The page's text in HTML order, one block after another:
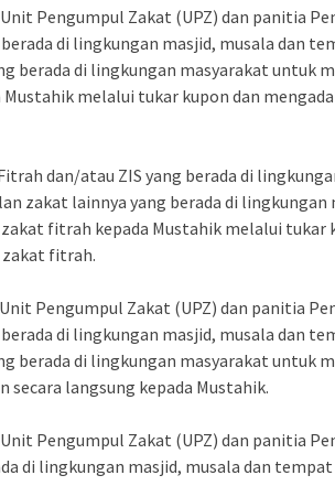
Pengumpul Zakat (UPZ) dan panitia
di lingkungan masjid, musala dan
berada di lingkungan masyarakat untuk
melalui tukar kupon dan
dan/atau ZIS yang berada di
zakat lainnya yang berada di lingkungan
fitrah kepada Mustahik melalui tukar
fitrah.
Pengumpul Zakat (UPZ) dan panitia
di lingkungan masjid, musala dan
berada di lingkungan masyarakat untuk
secara langsung kepada Mustahik.
Pengumpul Zakat (UPZ) dan panitia
di lingkungan masjid, musala dan tempat